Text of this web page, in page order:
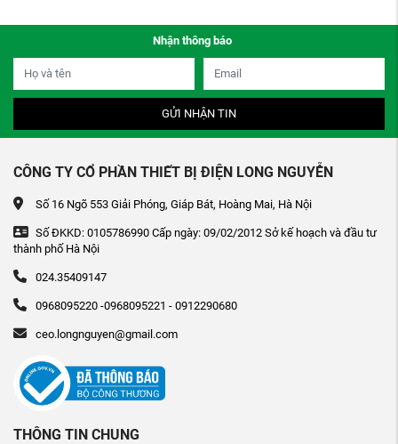
Nhận thông báo
GỬI NHẬN TIN
CÔNG TY CỔ PHẦN THIẾT BỊ ĐIỆN LONG NGUYỄN
Số 16 Ngõ 553 Giải Phóng, Giáp Bát, Hoàng Mai, Hà Nội
Số ĐKKD: 0105786990 Cấp ngày: 09/02/2012 Sở kế hoạch và đầu tư
thành phố Hà Nội
024.35409147
0968095220 -0968095221 - 0912290680
ceo.longnguyen@gmail.com
THÔNG TIN CHUNG